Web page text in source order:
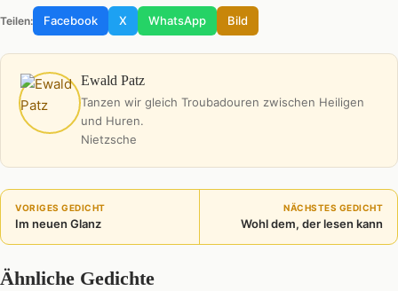
Teilen: Facebook X WhatsApp Bild
Ewald Patz
Tanzen wir gleich Troubadouren zwischen Heiligen
und Huren.
Nietzsche
VORIGES GEDICHT
Im neuen Glanz
NÄCHSTES GEDICHT
Wohl dem, der lesen kann
Ähnliche Gedichte